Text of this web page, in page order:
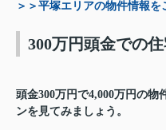
＞＞平塚エリアの物件情報
300万円頭金での
頭金300万円で4,000万円の物
ンを見てみましょう。